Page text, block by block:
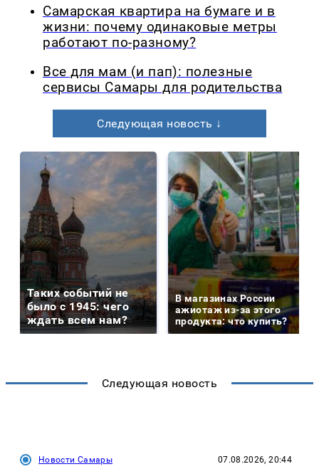
Самарская квартира на бумаге и в
жизни: почему одинаковые метры
работают по-разному?
Все для мам (и пап): полезные
сервисы Самары для родительства
Следующая новость ↓
Таких событий не
было с 1945: чего
ждать всем нам?
В магазинах России
ажиотаж из-за этого
продукта: что купить?
Следующая новость
Новости Самары 07.08.2026, 20:44